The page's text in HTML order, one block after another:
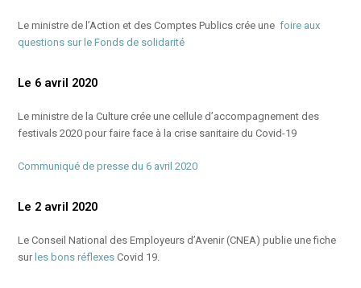
Le ministre de l’Action et des Comptes Publics crée unefoire aux
questions sur le Fonds de solidarité
Le 6 avril 2020
Le ministre de la Culture crée une cellule d’accompagnement des
festivals 2020 pour faire face à la crise sanitaire du Covid-19
Communiqué de presse du 6 avril 2020
Le 2 avril 2020
Le Conseil National des Employeurs d’Avenir (CNEA) publie une fiche
sur les bons réflexes Covid 19.